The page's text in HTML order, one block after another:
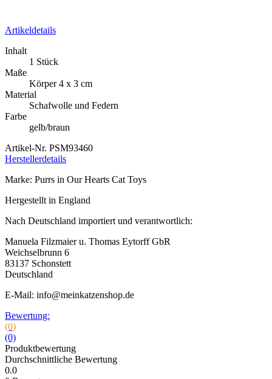
Farbe
gelb/braun
Artikel-Nr.PSM93460
Herstellerdetails
Marke: Purrs in Our Hearts Cat Toys
Hergestellt in England
Nach Deutschland importiert und verantwortlich:
Manuela Filzmaier u. Thomas Eytorff GbR
Weichselbrunn 6
Deutschland
E-Mail: info@meinkatzenshop.de
Bewertung:
(0)
(0)
Produktbewertung
Durchschnittliche Bewertung
0.0
0 Bewertung
Exzellent
★★★★☆
★★★☆☆
★★☆☆☆
★☆☆☆☆Nicht gut
Schreibe eine Bewertung